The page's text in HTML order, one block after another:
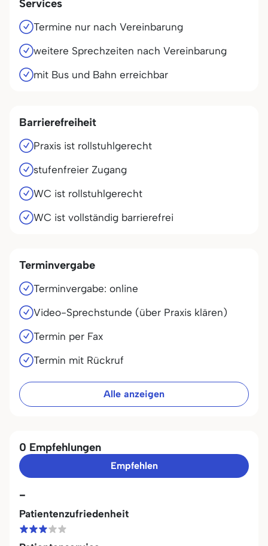
Services
Termine nur nach Vereinbarung
weitere Sprechzeiten nach Vereinbarung
mit Bus und Bahn erreichbar
Barrierefreiheit
Praxis ist rollstuhlgerecht
stufenfreier Zugang
WC ist rollstuhlgerecht
WC ist vollständig barrierefrei
Terminvergabe
Terminvergabe: online
Video-Sprechstunde (über Praxis klären)
Termin per Fax
Termin mit Rückruf
Alle anzeigen
0 Empfehlungen
Empfehlen
-
Patientenzufriedenheit